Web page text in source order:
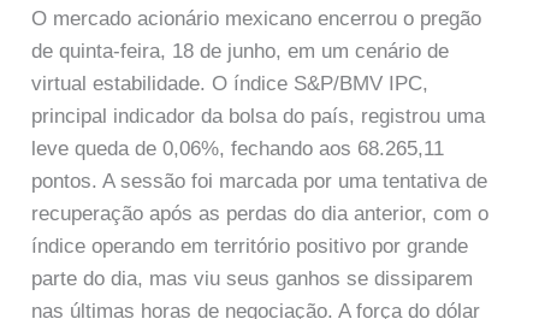
O mercado acionário mexicano encerrou o pregão
de quinta-feira, 18 de junho, em um cenário de
virtual estabilidade. O índice S&P/BMV IPC,
principal indicador da bolsa do país, registrou uma
leve queda de 0,06%, fechando aos 68.265,11
pontos. A sessão foi marcada por uma tentativa de
recuperação após as perdas do dia anterior, com o
índice operando em território positivo por grande
parte do dia, mas viu seus ganhos se dissiparem
nas últimas horas de negociação. A força do dólar